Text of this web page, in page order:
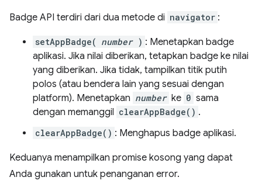
Badge API terdiri dari dua metode di navigator :
setAppBadge( number ) : Menetapkan badge
aplikasi. Jika nilai diberikan, tetapkan badge ke nilai
yang diberikan. Jika tidak, tampilkan titik putih
polos (atau bendera lain yang sesuai dengan
platform). Menetapkan number ke 0 sama
dengan memanggil clearAppBadge() .
clearAppBadge() : Menghapus badge aplikasi.
Keduanya menampilkan promise kosong yang dapat
Anda gunakan untuk penanganan error.